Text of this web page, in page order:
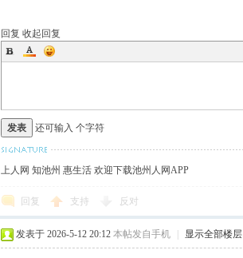
回复 收起回复
发表 还可输入 个字符
上人网 知池州 惠生活 欢迎下载池州人网APP
回复 支持 反对
发表于 2026-5-12 20:12 本帖发自手机 显示全部楼层